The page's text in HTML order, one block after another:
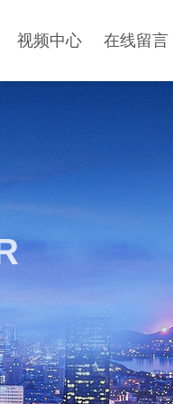
视频中心 在线留言